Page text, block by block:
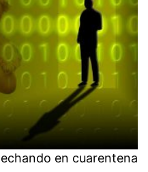
en cuarentena